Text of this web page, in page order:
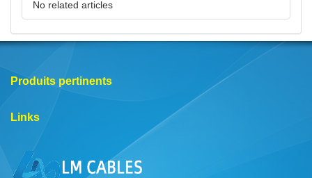
No related articles
Produits pertinents
Links